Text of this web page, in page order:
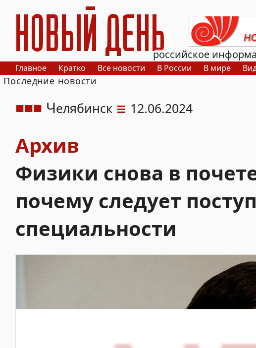
РИА Новый День
российское
Главное Кратко Все новости В России В мире
Последние новости
Челябинск 12.06.2024
Архив
Физики снова в
почему следует
специальности